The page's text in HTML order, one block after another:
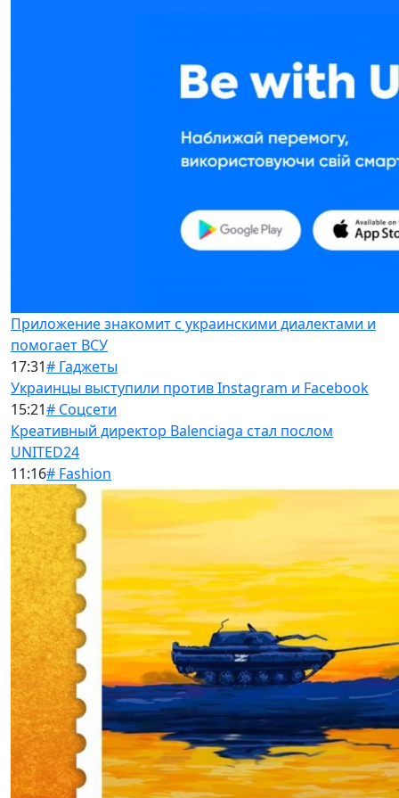
Приложение знакомит с украинскими диалектами и
помогает ВСУ
17:31# Гаджеты
Украинцы выступили против Instagram и Facebook
15:21# Соцсети
Креативный директор Balenciaga стал послом
UNITED24
11:16# Fashion